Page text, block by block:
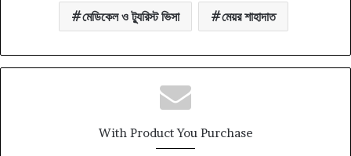
মেডিকেল ও ট্যুরিস্ট ভিসা মেয়র শাহাদাত
With Product You Purchase